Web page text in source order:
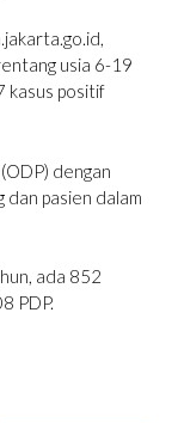
usia 6-19
kasus positif
dengan
pasien dalam
ada 852
PDP.